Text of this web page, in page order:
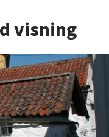
visning